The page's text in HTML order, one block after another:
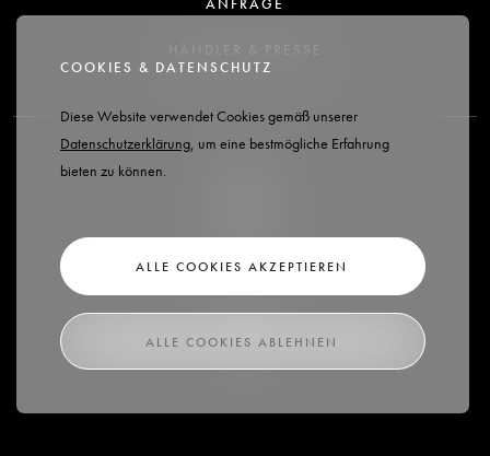
DATENSCHUTZ
IMPRESSUM
COOKIES & DATENSCHUTZ
Diese Website verwendet Cookies gemäß unserer
Datenschutzerklärung, um eine bestmögliche Erfahrung
bieten zu können.
ALLE COOKIES AKZEPTIEREN
ALLE COOKIES ABLEHNEN